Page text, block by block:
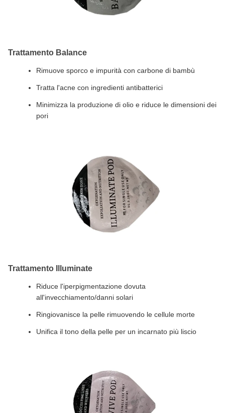
Trattamento Balance
Rimuove sporco e impurità con carbone di bambù
Tratta l'acne con ingredienti antibatterici
Minimizza la produzione di olio e riduce le dimensioni dei
pori
Trattamento Illuminate
Riduce l'iperpigmentazione dovuta
all'invecchiamento/danni solari
Ringiovanisce la pelle rimuovendo le cellule morte
Unifica il tono della pelle per un incarnato più liscio